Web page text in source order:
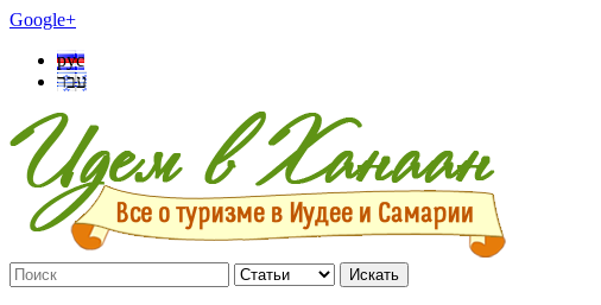
Google+
рус
עבר
Искать